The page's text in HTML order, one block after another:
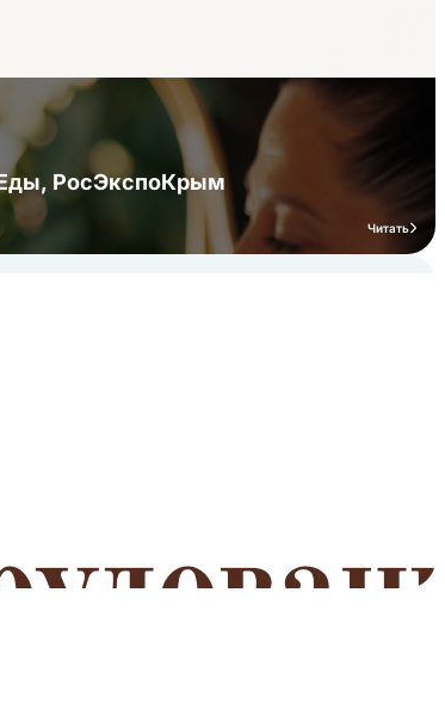
РосЭкспоКрым
Читать